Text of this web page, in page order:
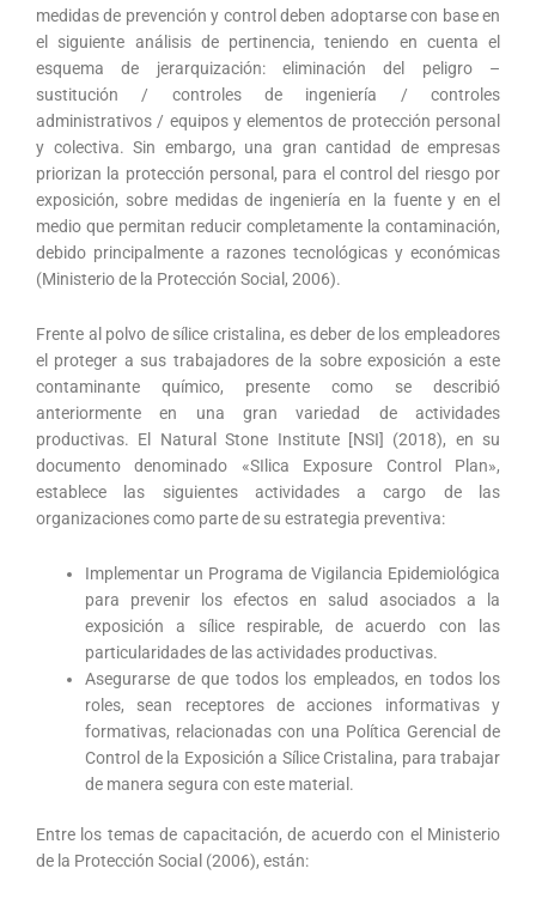
medidas de prevención y control deben adoptarse con base en
el siguiente análisis de pertinencia, teniendo en cuenta el
esquema de jerarquización: eliminación del peligro –
sustitución / controles de ingeniería / controles
administrativos / equipos y elementos de protección personal
y colectiva. Sin embargo, una gran cantidad de empresas
priorizan la protección personal, para el control del riesgo por
exposición, sobre medidas de ingeniería en la fuente y en el
medio que permitan reducir completamente la contaminación,
debido principalmente a razones tecnológicas y económicas
(Ministerio de la Protección Social, 2006).
Frente al polvo de sílice cristalina, es deber de los empleadores
el proteger a sus trabajadores de la sobre exposición a este
contaminante químico, presente como se describió
anteriormente en una gran variedad de actividades
productivas. El Natural Stone Institute [NSI] (2018), en su
documento denominado «SIlica Exposure Control Plan»,
establece las siguientes actividades a cargo de las
organizaciones como parte de su estrategia preventiva:
Implementar un Programa de Vigilancia Epidemiológica
para prevenir los efectos en salud asociados a la
exposición a sílice respirable, de acuerdo con las
particularidades de las actividades productivas.
Asegurarse de que todos los empleados, en todos los
roles, sean receptores de acciones informativas y
formativas, relacionadas con una Política Gerencial de
Control de la Exposición a Sílice Cristalina, para trabajar
de manera segura con este material.
Entre los temas de capacitación, de acuerdo con el Ministerio
de la Protección Social (2006), están: